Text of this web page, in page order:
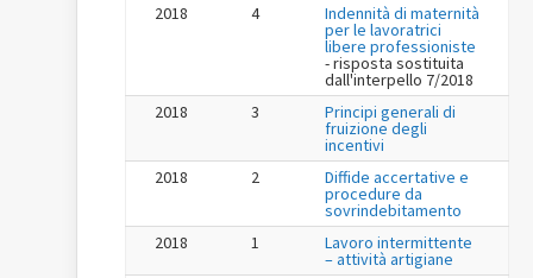
2018
4 Indennità di maternità
per le lavoratrici
libere professioniste
- risposta sostituita
dall'interpello 7/2018
2018
3 Principi generali di
fruizione degli
incentivi
2018
2 Diffide accertative e
procedure da
sovrindebitamento
2018
1 Lavoro intermittente
– attività artigiane